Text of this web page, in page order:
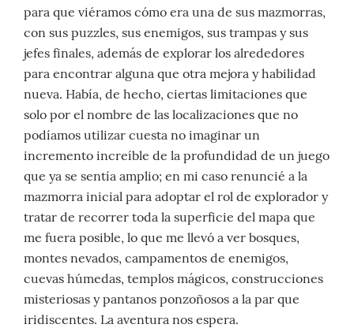
para que viéramos cómo era una de sus mazmorras,
con sus puzzles, sus enemigos, sus trampas y sus
jefes finales, además de explorar los alrededores
para encontrar alguna que otra mejora y habilidad
nueva. Había, de hecho, ciertas limitaciones que
solo por el nombre de las localizaciones que no
podíamos utilizar cuesta no imaginar un
incremento increíble de la profundidad de un juego
que ya se sentía amplio; en mi caso renuncié a la
mazmorra inicial para adoptar el rol de explorador y
tratar de recorrer toda la superficie del mapa que
me fuera posible, lo que me llevó a ver bosques,
montes nevados, campamentos de enemigos,
cuevas húmedas, templos mágicos, construcciones
misteriosas y pantanos ponzoñosos a la par que
iridiscentes. La aventura nos espera.